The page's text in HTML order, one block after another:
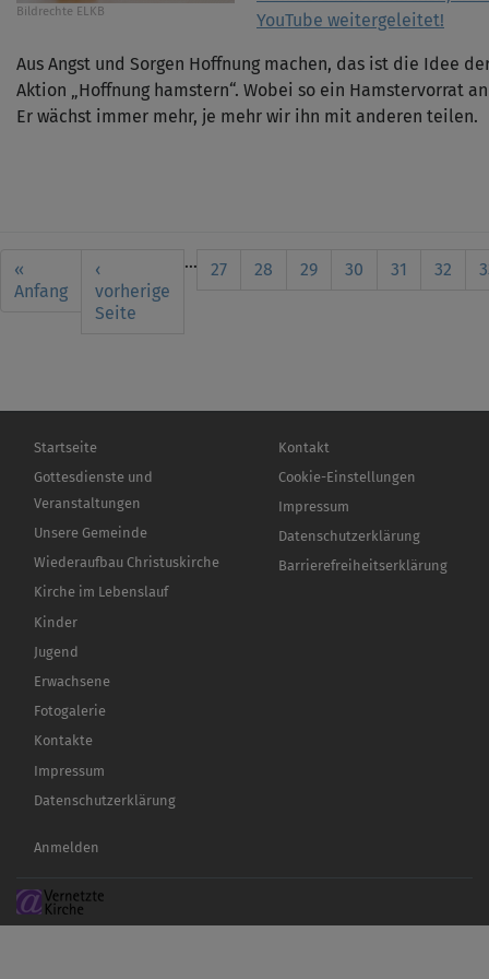
Bildrechte ELKB
YouTube weitergeleitet!
Aus Angst und Sorgen Hoffnung machen, das ist die Idee
Aktion „Hoffnung hamstern“. Wobei so ein Hamstervorrat
Er wächst immer mehr, je mehr wir ihn mit anderen teilen.
Seitennummerierung
First
page
«
Anfang
Vorherige
Seite
‹
vorherige
Seite
… Seite
27 Seite
28 Seite
29 Seite
30
Aktuelle
31 Seite
32
Hauptnavigation
Startseite
Gottesdienste und
Veranstaltungen
Unsere Gemeinde
Wiederaufbau Christuskirche
Kirche im Lebenslauf
Kinder
Jugend
Erwachsene
Fotogalerie
Kontakte
Impressum
Datenschutzerklärung
Fußbereichsmenü
Kontakt
Cookie-Einstellungen
Impressum
Datenschutzerklärung
Barrierefreiheitserklärung
Benutzermenü
Anmelden